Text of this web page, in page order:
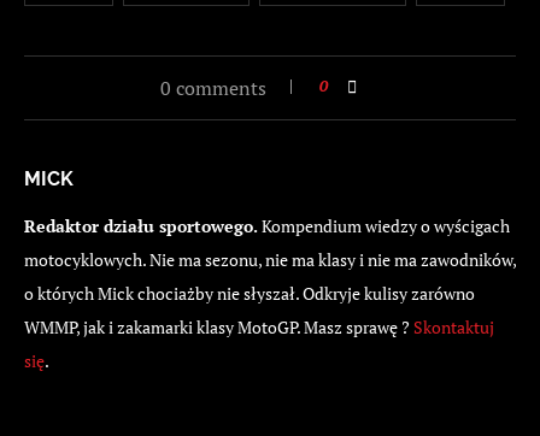
0 comments 0
MICK
Redaktor działu sportowego.Kompendium wiedzy o wyścigach
motocyklowych. Nie ma sezonu, nie ma klasy i nie ma zawodników,
o których Mick chociażby nie słyszał. Odkryje kulisy zarówno
WMMP, jak i zakamarki klasy MotoGP. Masz sprawę ? Skontaktuj
się.